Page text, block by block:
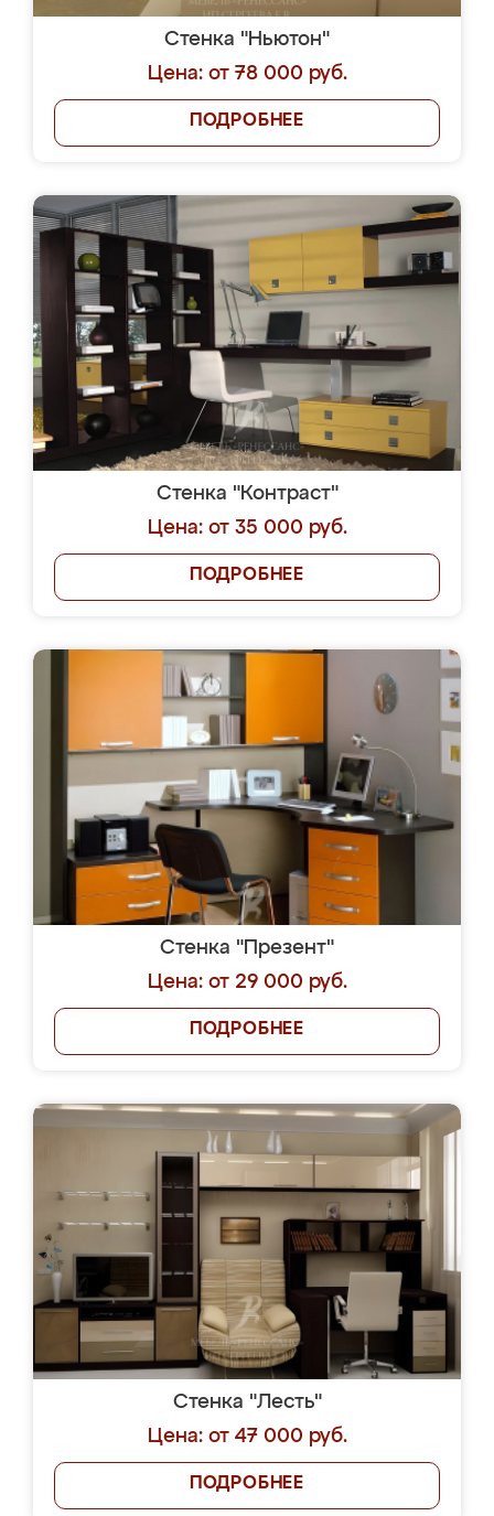
Стенка "Ньютон"
Цена: от 78 000 руб.
ПОДРОБНЕЕ
Стенка "Контраст"
Цена: от 35 000 руб.
ПОДРОБНЕЕ
Стенка "Презент"
Цена: от 29 000 руб.
ПОДРОБНЕЕ
Стенка "Лесть"
Цена: от 47 000 руб.
ПОДРОБНЕЕ